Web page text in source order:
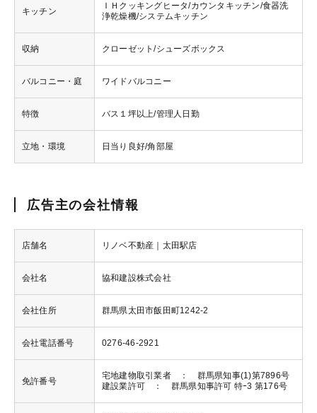
キッチン
ＩＨクッキングヒータ/カウンタキッチン/食器洗
浄乾燥機/システムキッチン
収納 クローゼット/シューズボックス
バルコニー・庭 ワイドバルコニー
特徴 バス１坪以上/管理人日勤
立地・環境 日当り良好/角部屋
広告主の会社情報
店舗名 リノベ不動産｜太田駅店
会社名 協和建設株式会社
会社住所 群馬県太田市飯田町1242-2
会社電話番号 0276-46-2921
免許番号
宅地建物取引業者 ： 群馬県知事(1)第7896号
建設業許可 ： 群馬県知事許可 特ｰ3 第176号